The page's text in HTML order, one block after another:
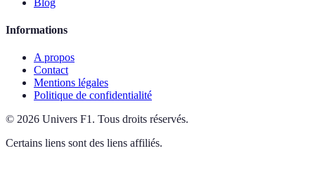
Blog
Informations
A propos
Contact
Mentions légales
Politique de confidentialité
© 2026 Univers F1. Tous droits réservés.
Certains liens sont des liens affiliés.